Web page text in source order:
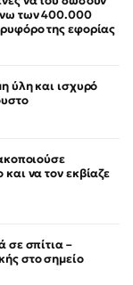
των 400.000
της εφορίας
ύλη και ισχυρό
να τον εκβίαζε
σε σπίτια –
στο σημείο